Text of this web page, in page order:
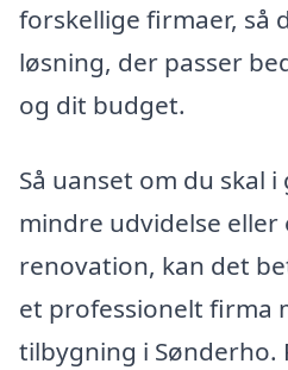
forskellige firmaer, så
løsning, der passer
og dit budget.
Så uanset om du skal
mindre udvidelse eller
renovation, kan det
et professionelt firma
tilbygning i Sønderho.